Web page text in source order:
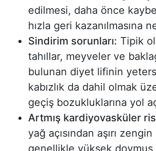
edilmesi, daha önce
hızla geri kazanılmasına
Sindirim sorunları: Tipik
tahıllar, meyveler ve
bulunan diyet lifinin
kabızlık da dahil olmak
geçiş bozukluklarına yol
Artmış kardiyovasküler
yağ açısından aşırı
genellikle yüksek doymuş